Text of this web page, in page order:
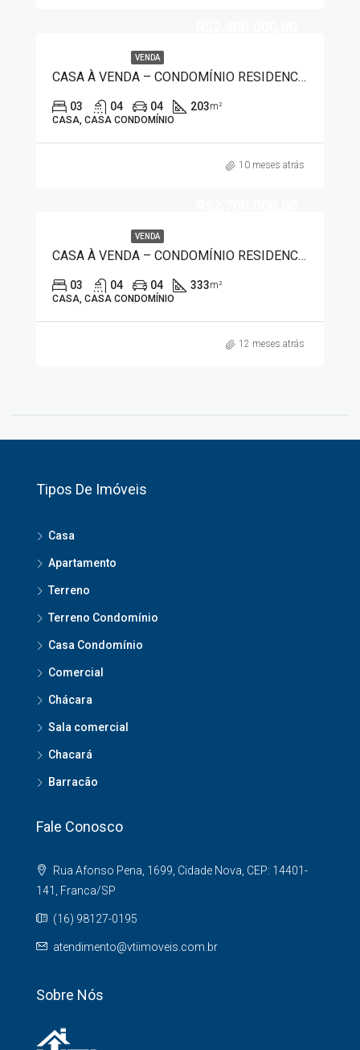
VENDA
CASA À VENDA – CONDOMÍNIO RESIDENCIAL OLIVITO 7462
03 04 04 203m²
CASA, CASA CONDOMÍNIO
10 meses atrás
VENDA
CASA À VENDA – CONDOMÍNIO RESIDENCIAL OLIVITO 3926
03 04 04 333m²
CASA, CASA CONDOMÍNIO
12 meses atrás
Tipos De Imóveis
Casa
Apartamento
Terreno
Terreno Condomínio
Casa Condomínio
Comercial
Chácara
Sala comercial
Chacará
Barracão
Fale Conosco
Rua Afonso Pena, 1699, Cidade Nova, CEP: 14401-
141, Franca/SP
(16) 98127-0195
atendimento@vtiimoveis.com.br
Sobre Nós